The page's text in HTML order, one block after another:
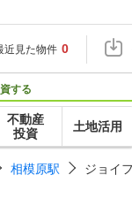
近見た物件 0
する
不動産
投資
土地活用
相模原駅 ジョイ